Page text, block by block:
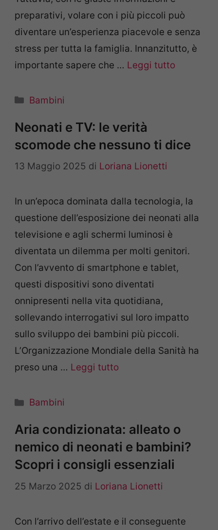
preparativi, volare con i più piccoli può
diventare un’esperienza piacevole e senza
stress per tutta la famiglia. Innanzitutto, è
importante sapere che … Leggi tutto
Categorie
Bambini
Neonati e TV: le verità
scomode che nessuno ti dice
13 Maggio 2025 di Loriana Lionetti
In un’epoca dominata dalla tecnologia, la
questione dell’esposizione dei neonati alla
televisione e agli schermi luminosi è
diventata un dilemma per molti genitori.
Con l’avvento di smartphone e tablet,
questi dispositivi sono diventati
onnipresenti nella vita quotidiana,
sollevando interrogativi sul loro impatto
sullo sviluppo dei bambini più piccoli.
L’Organizzazione Mondiale della Sanità ha
preso una … Leggi tutto
Categorie
Bambini
Aria condizionata: alleato o
nemico di neonati e bambini?
Scopri i consigli essenziali
25 Marzo 2025 di Loriana Lionetti
Con l’arrivo dell’estate e il conseguente